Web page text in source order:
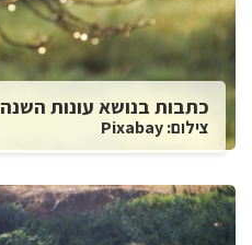
כתבות בנושא עונות השנה
צילום: Pixabay